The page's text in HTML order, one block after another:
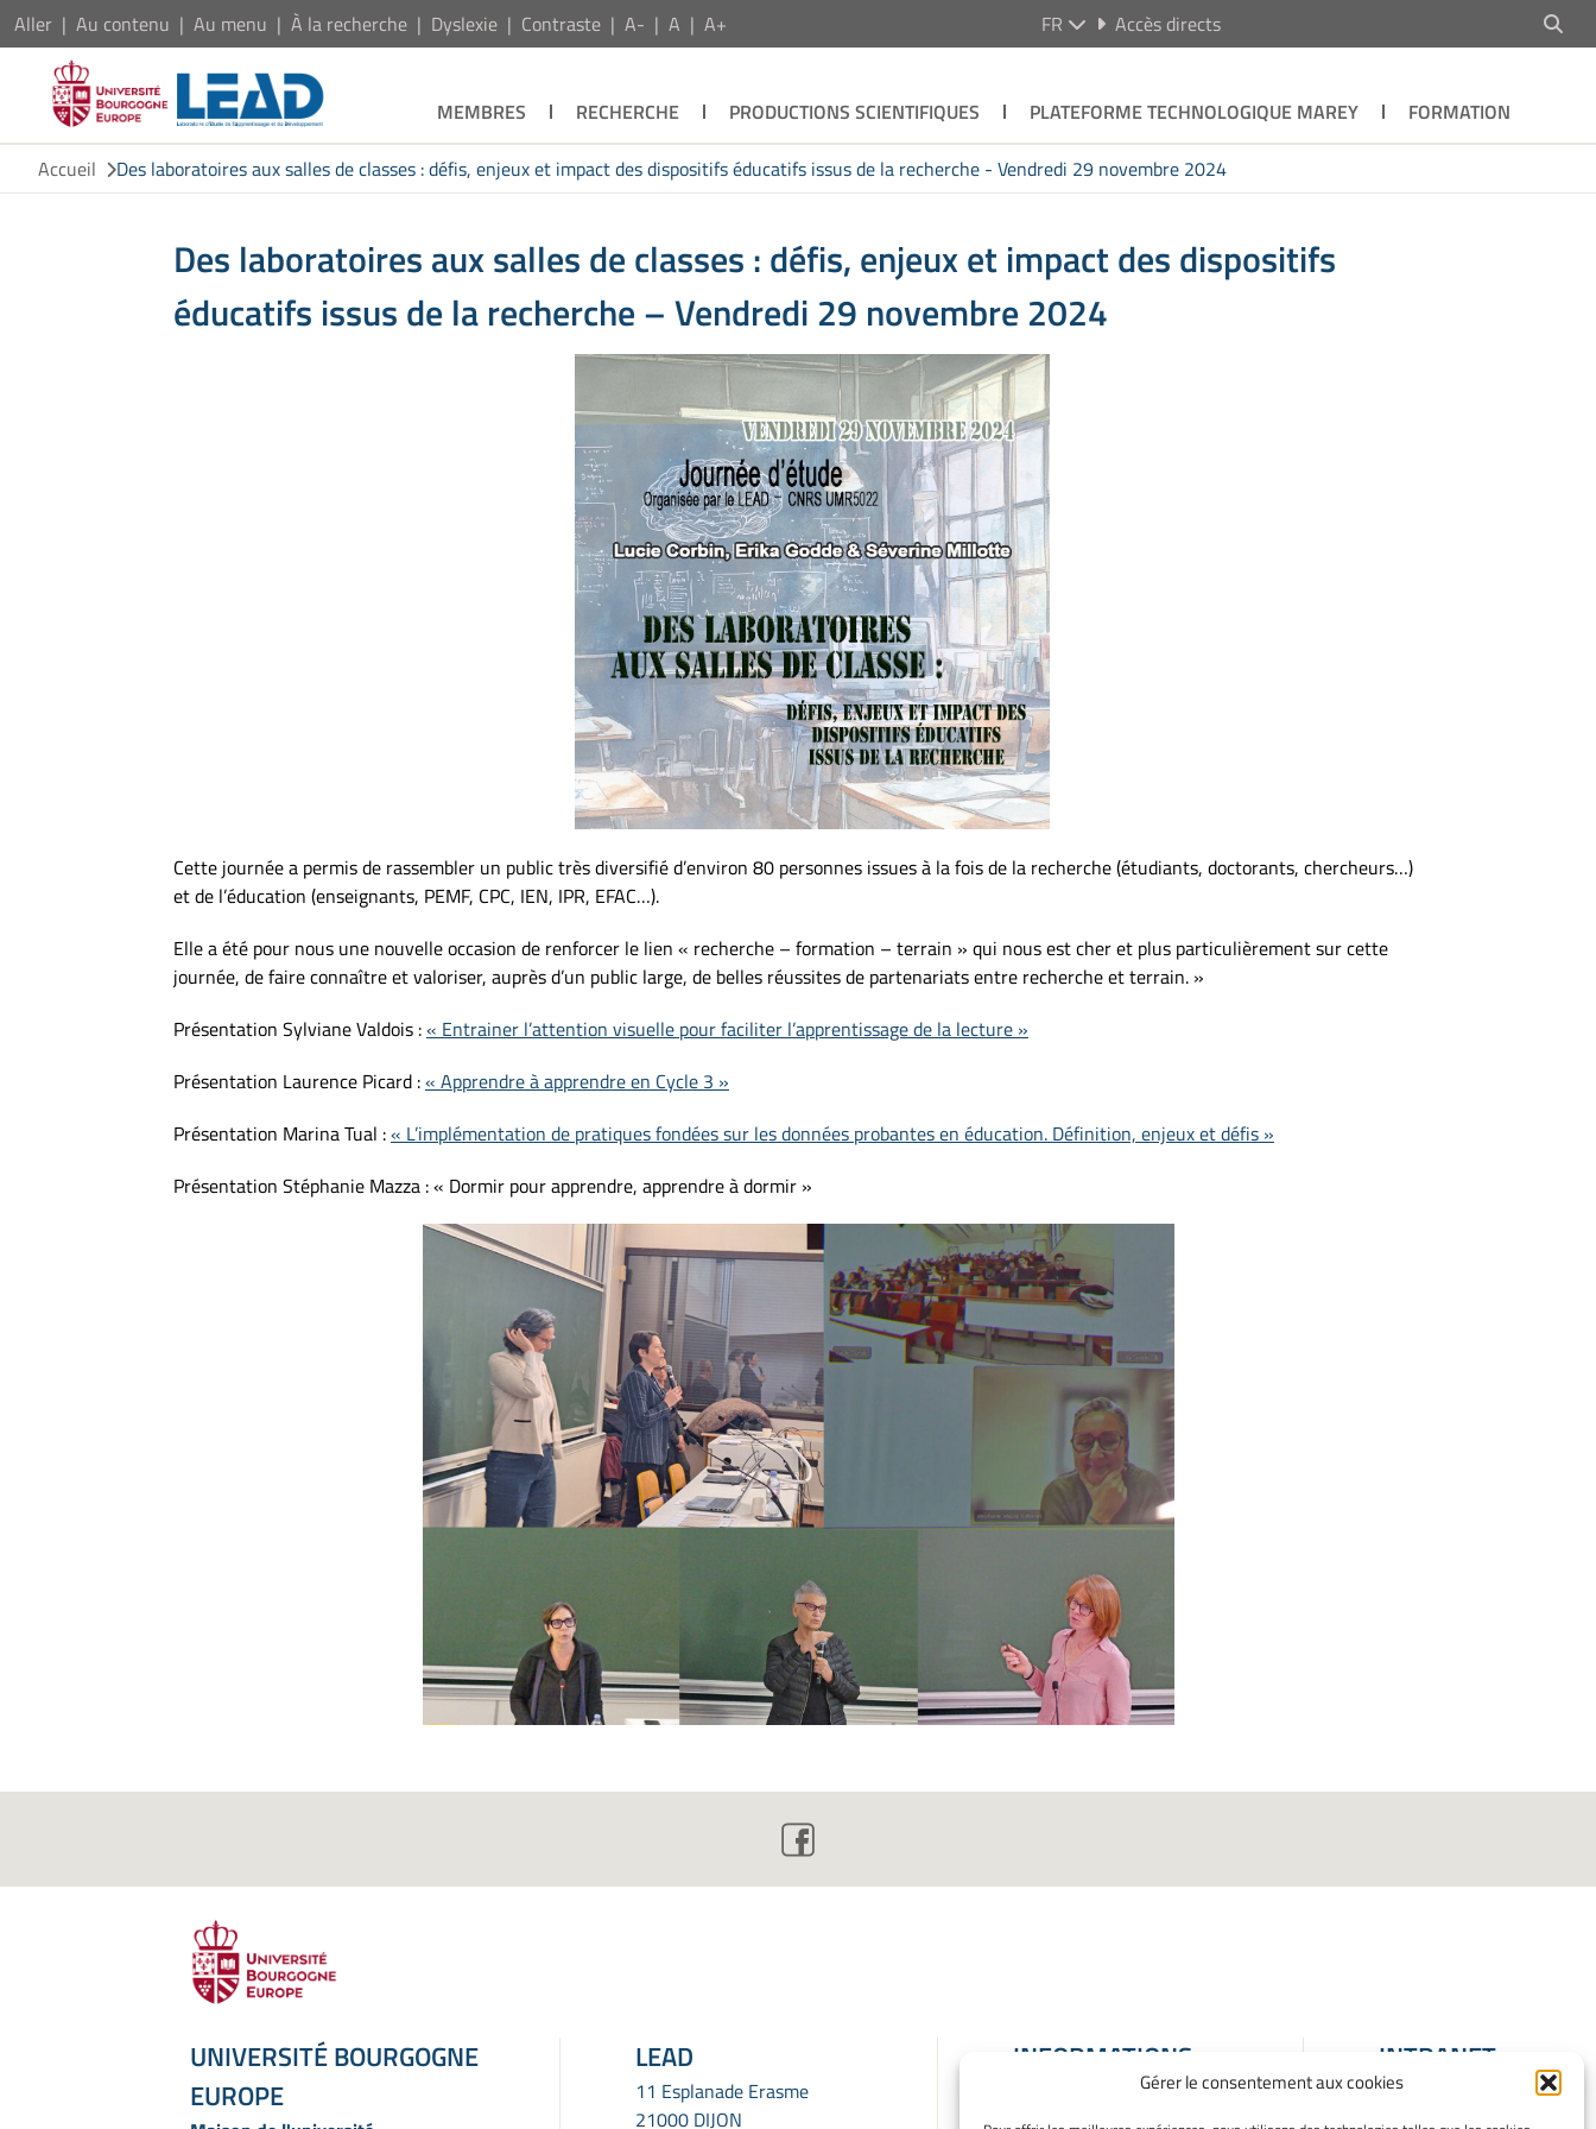
Gérer le consentement aux cookies
Aller Au contenu Au menu À la recherche Dyslexie Contraste A- A A+ FR Accès directs
MEMBRES RECHERCHE PRODUCTIONS SCIENTIFIQUES PLATEFORME TECHNOLOGIQUE MAREY
FORMATION
Accueil
Des laboratoires aux salles de classes : défis, enjeux et impact des dispositifs éducatifs issus de la recherche - Vendredi 29 novembre 2024
Des laboratoires aux salles de classes : défis, enjeux et impact des dispositifs
éducatifs issus de la recherche – Vendredi 29 novembre 2024
Cette journée a permis de rassembler un public très diversifié d’environ 80 personnes issues à la fois de la recherche (étudiants, doctorants, chercheurs…)
et de l’éducation (enseignants, PEMF, CPC, IEN, IPR, EFAC…).
Elle a été pour nous une nouvelle occasion de renforcer le lien « recherche – formation – terrain » qui nous est cher et plus particulièrement sur cette
journée, de faire connaître et valoriser, auprès d’un public large, de belles réussites de partenariats entre recherche et terrain. »
Présentation Sylviane Valdois :« Entrainer l’attention visuelle pour faciliter l’apprentissage de la lecture »
Présentation Laurence Picard :« Apprendre à apprendre en Cycle 3 »
Présentation Marina Tual :« L’implémentation de pratiques fondées sur les données probantes en éducation. Définition, enjeux et défis »
Présentation Stéphanie Mazza : « Dormir pour apprendre, apprendre à dormir »
UNIVERSITÉ BOURGOGNE
EUROPE
LEAD
11 Esplanade Erasme
21000 DIJON
INFORMATIONS
INTRANET